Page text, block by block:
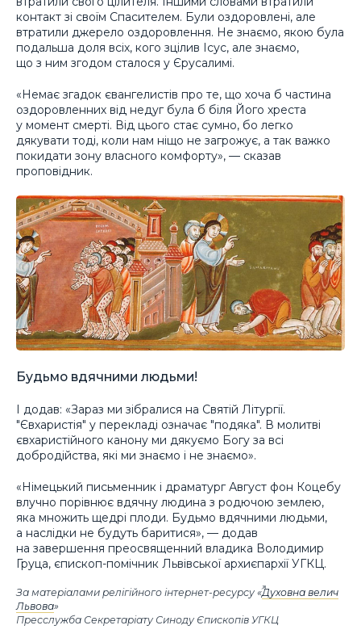
контакт зі своїм Спасителем. Були оздоровлені, але
втратили джерело оздоровлення. Не знаємо, якою була
подальша доля всіх, кого зцілив Ісус, але знаємо,
що з ним згодом сталося у Єрусалимі.
«Немає згадок євангелистів про те, що хоча б частина
оздоровленних від недуг була б біля Його хреста
у момент смерті. Від цього стає сумно, бо легко
дякувати тоді, коли нам ніщо не загрожує, а так важко
покидати зону власного комфорту», — сказав
проповідник.
Будьмо вдячними людьми!
І додав: «Зараз ми зібралися на Святій Літургії.
"Євхаристія" у перекладі означає "подяка". В молитві
євхаристійного канону ми дякуємо Богу за всі
добродійства, які ми знаємо і не знаємо».
«Німецький письменник і драматург Август фон Коцебу
влучно порівнює вдячну людина з родючою землею,
яка множить щедрі плоди. Будьмо вдячними людьми,
а наслідки не будуть баритися», — додав
на завершення преосвященний владика Володимир
Груца, єпископ-помічник Львівської архиєпархії УГКЦ.
За матеріалами релігійного інтернет-ресурсу «Духовна велич
Львова»
Пресслужба Секретаріату Синоду Єпископів УГКЦ